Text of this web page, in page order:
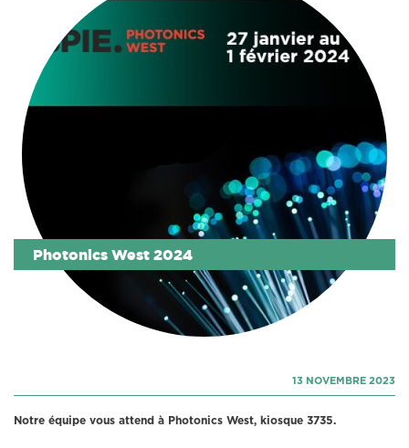
Photonics West 2024
13 NOVEMBRE 2023
Notre équipe vous attend à Photonics West, kiosque 3735.